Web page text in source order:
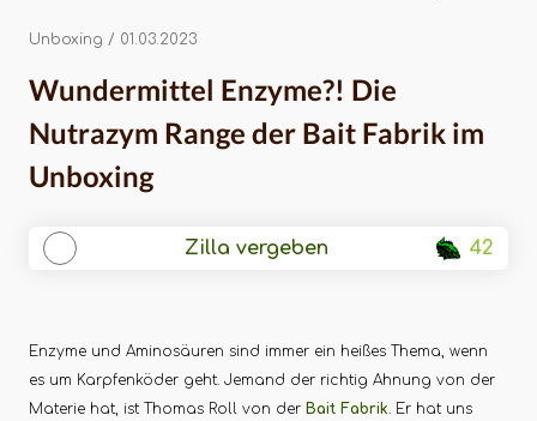
Unboxing / 01.03.2023
Wundermittel Enzyme?! Die
Nutrazym Range der Bait Fabrik im
Unboxing
Zilla vergeben 42
Enzyme und Aminosäuren sind immer ein heißes Thema, wenn
es um Karpfenköder geht. Jemand der richtig Ahnung von der
Materie hat, ist Thomas Roll von der Bait Fabrik. Er hat uns